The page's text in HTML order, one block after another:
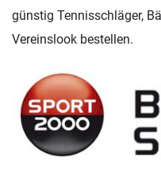
günstig Tennisschläger,
Vereinslook bestellen.